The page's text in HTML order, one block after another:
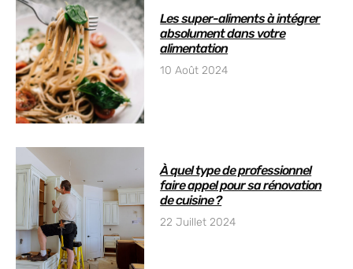
Les super-aliments à intégrer
absolument dans votre
alimentation
10 Août 2024
À quel type de professionnel
faire appel pour sa rénovation
de cuisine ?
22 Juillet 2024